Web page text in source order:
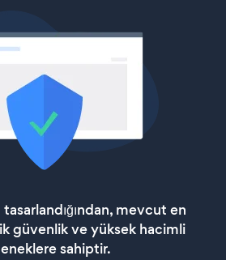
mevcut en
güvenlik ve yüksek hacimli
sahiptir.